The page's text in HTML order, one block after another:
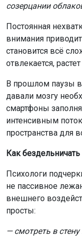
созерцании
Постоянная
внимания
становится всё
отвлекается,
В прошлом паузы в
давали мозгу
смартфоны
интенсивным
пространства для
Как
Психологи
не пассивное
внешнего
просты:
— смотреть в